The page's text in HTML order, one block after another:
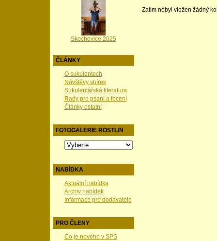
Skochovice 2025
ČLÁNKY
O sukulentech
Návštěvy sbírek
Sukulentářská literatura
Rady pro psaní a focení
Články ostatní
FOTOGALERIE ROSTLIN
NABÍDKA
Aktuální nabídka
Archiv nabídek
Informace pro dodavatele
PRO ČLENY
Co je nového v SPS
Zatím nebyl vložen žádný